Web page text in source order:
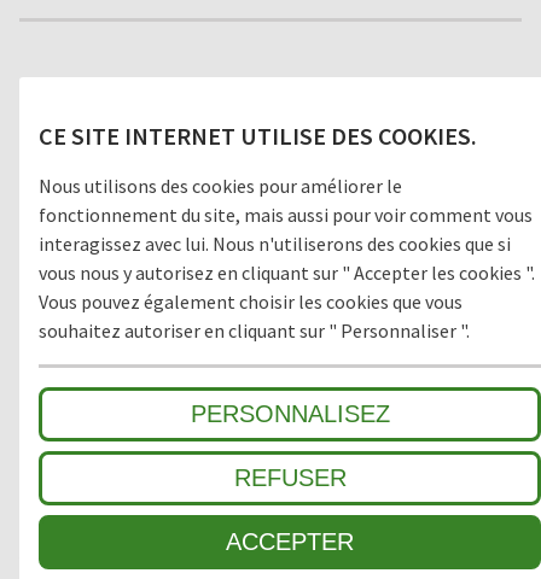
CE SITE INTERNET UTILISE DES COOKIES.
Nous utilisons des cookies pour améliorer le
fonctionnement du site, mais aussi pour voir comment vous
interagissez avec lui. Nous n'utiliserons des cookies que si
vous nous y autorisez en cliquant sur " Accepter les cookies ".
Vous pouvez également choisir les cookies que vous
souhaitez autoriser en cliquant sur " Personnaliser ".
PERSONNALISEZ
REFUSER
ACCEPTER
1 GROSSES SALETÉS
2 ZONE INTERMÉDIAIRE
3 SALETÉ FINE / ABSORPTION HUMIDITÉ
Matériau
CAOUTCHOUC
Version